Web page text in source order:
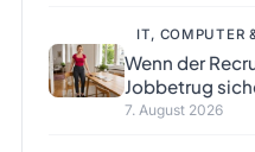
IT, COMPUTER
Wenn der
Jobbetrug
7. August 2026